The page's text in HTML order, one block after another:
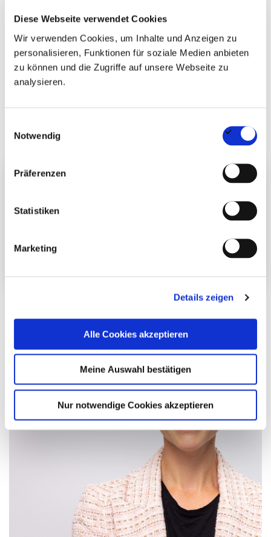
Diese Webseite verwendet Cookies
Wir verwenden Cookies, um Inhalte und Anzeigen zu
personalisieren, Funktionen für soziale Medien anbieten
zu können und die Zugriffe auf unsere Webseite zu
analysieren.
Notwendig
Präferenzen
Statistiken
Marketing
Details zeigen
Alle Cookies akzeptieren
Meine Auswahl bestätigen
Nur notwendige Cookies akzeptieren
Arbeitsmarkt in der Immobilienbranche sortiert
Führungspositionen